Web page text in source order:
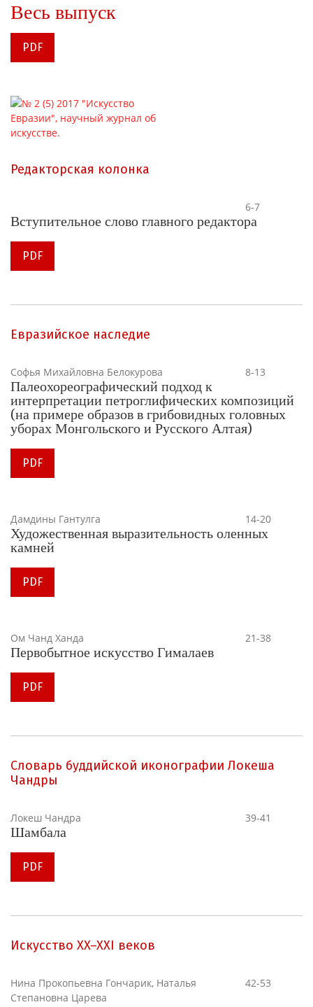
Весь выпуск
PDF
Редакторская колонка
6-7
Вступительное слово главного редактора
PDF
Евразийское наследие
Софья Михайловна Белокурова 8-13
Палеохореографический подход к
интерпретации петроглифических композиций
(на примере образов в грибовидных головных
уборах Монгольского и Русского Алтая)
PDF
Дамдины Гантулга 14-20
Художественная выразительность оленных
камней
PDF
Ом Чанд Ханда 21-38
Первобытное искусство Гималаев
PDF
Словарь буддийской иконографии Локеша
Чандры
Локеш Чандра 39-41
Шамбала
PDF
Искусство XX–XXI веков
Нина Прокопьевна Гончарик, Наталья
Степановна Царева
42-53